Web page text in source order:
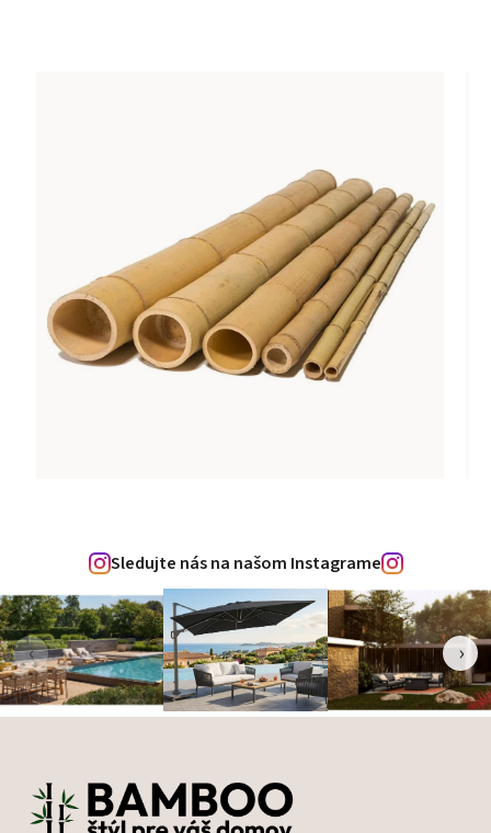
Sledujte nás na našom Instagrame
‹ ›